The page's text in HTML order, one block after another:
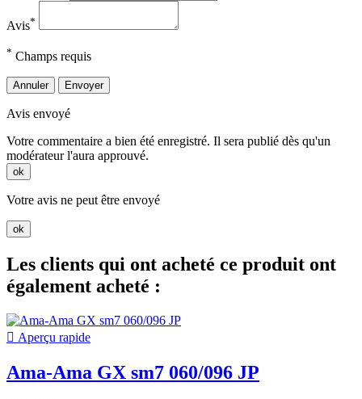
Avis*
* Champs requis
Annuler Envoyer
Avis envoyé
Votre commentaire a bien été enregistré. Il sera publié dès qu'un
modérateur l'aura approuvé.
ok
Votre avis ne peut être envoyé
ok
Les clients qui ont acheté ce produit ont
également acheté :
 Aperçu rapide
Ama-Ama GX sm7 060/096 JP